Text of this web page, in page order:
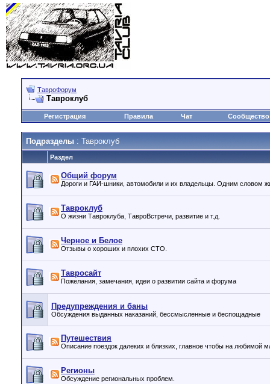
ТавроФорум
Тавроклуб
Регистрация Правила Чат Сообщество
Подразделы : Тавроклуб
Раздел
Общий форум
Дороги и ГАИ-шники, автомобили и их владельцы. Одним словом
Тавроклуб
О жизни Тавроклуба, ТавроВстречи, развитие и т.д.
Черное и Белое
Отзывы о хороших и плохих СТО.
Тавросайт
Пожелания, замечания, идеи о развитии сайта и форума
Предупреждения и баны
Обсуждения выданных наказаний, бессмысленные и беспощадные
Путешествия
Описание поездок далеких и близких, главное чтобы на любимой
Регионы
Обсуждение региональных проблем.